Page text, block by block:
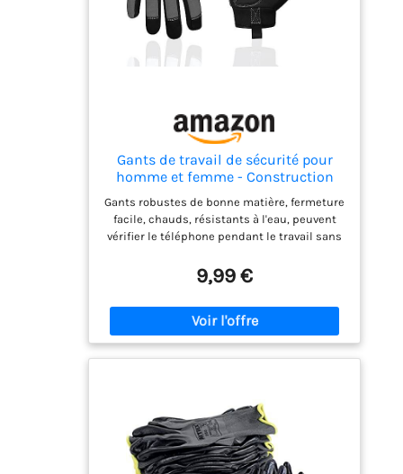
Gants de travail de sécurité pour
homme et femme - Construction
mécanique - Souple - Protection de
paume rembourrée - Écran tactile -
Respirants - Multifonctions
(Noir/Gris, L)
Gants robustes de bonne matière, fermeture
facile, chauds, résistants à l'eau, peuvent
vérifier le téléphone pendant le travail sans
respirants pour le travail des hommes et
des femmes qui sont couvreurs ou
chauffeurs de camion et ouvriers, gants de
travail de sécurité encore plus légers. Gants
de travail de mécanicien de sécurité, un
rembourrage très solide et fiable sur la
tournevis avec une prise ferme ou empêche
de glisser et des sangles Velcro sur le
poignet pour le soutien du poignet. Les
gants de travail à écran tactile sont
9,99 €